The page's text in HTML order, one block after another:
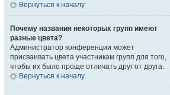
Вернуться к началу
Почему названия некоторых групп имеют
разные цвета?
Администратор конференции может
присваивать цвета участникам групп для того,
чтобы их было проще отличать друг от друга.
Вернуться к началу